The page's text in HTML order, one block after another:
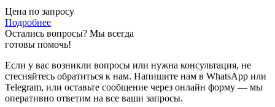
Цена по запросу
Подробнее
Остались вопросы? Мы всегда
готовы помочь!
Если у вас возникли вопросы или нужна консультация, не
стесняйтесь обратиться к нам. Напишите нам в WhatsApp или
Telegram, или оставьте сообщение через онлайн форму — мы
оперативно ответим на все ваши запросы.